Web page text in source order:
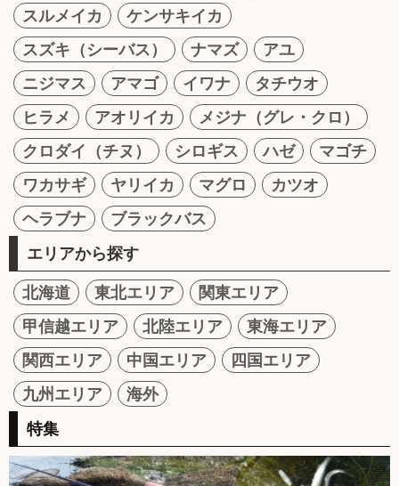
スルメイカ
ケンサキイカ
スズキ（シーバス）
ナマズ
アユ
ニジマス
アマゴ イワナ
タチウオ
ヒラメ
アオリイカ
メジナ（グレ・クロ）
クロダイ（チヌ）
シロギス ハゼ
マゴチ
ワカサギ
ヤリイカ マグロ
カツオ
ヘラブナ
ブラックバス
エリアから探す
北海道 東北エリア
関東エリア
甲信越エリア
北陸エリア
東海エリア
関西エリア
中国エリア
四国エリア
九州エリア
海外
特集